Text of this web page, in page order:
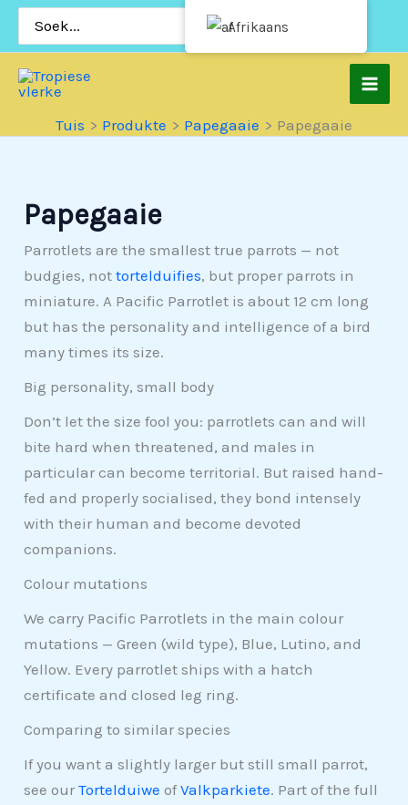
Slaan
inhoud
vir:
Tuis Produkte Papegaaie Papegaaie
Papegaaie
Parrotlets are the smallest true parrots — not
budgies, nottortelduifies, but proper parrots in
miniature. A Pacific Parrotlet is about 12 cm long
but has the personality and intelligence of a bird
many times its size.
Big personality, small body
Don’t let the size fool you: parrotlets can and will
bite hard when threatened, and males in
particular can become territorial. But raised hand-
fed and properly socialised, they bond intensely
with their human and become devoted
companions.
Colour mutations
We carry Pacific Parrotlets in the main colour
mutations — Green (wild type), Blue, Lutino, and
Yellow. Every parrotlet ships with a hatch
certificate and closed leg ring.
Comparing to similar species
If you want a slightly larger but still small parrot,
see ourTortelduiwe ofValkparkiete. Part of the full
Afrikaans